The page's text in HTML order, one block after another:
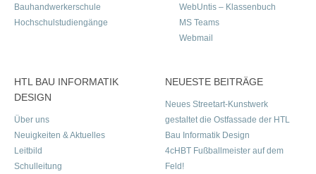
Bauhandwerkerschule
Hochschulstudiengänge
WebUntis – Klassenbuch
MS Teams
Webmail
HTL BAU INFORMATIK
DESIGN
Über uns
Neuigkeiten & Aktuelles
Leitbild
Schulleitung
NEUESTE BEITRÄGE
Neues Streetart-Kunstwerk
gestaltet die Ostfassade der HTL
Bau Informatik Design
4cHBT Fußballmeister auf dem
Feld!